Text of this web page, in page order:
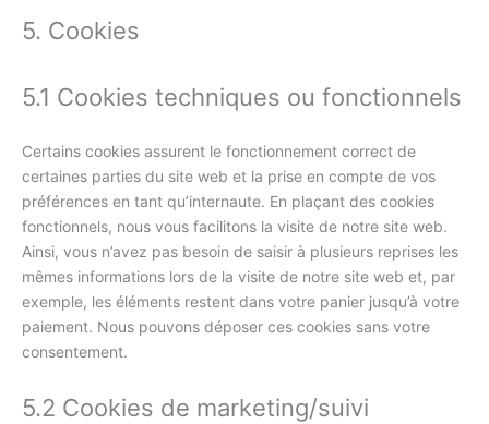
5. Cookies
5.1 Cookies techniques ou fonctionnels
Certains cookies assurent le fonctionnement correct de
certaines parties du site web et la prise en compte de vos
préférences en tant qu’internaute. En plaçant des cookies
fonctionnels, nous vous facilitons la visite de notre site web.
Ainsi, vous n’avez pas besoin de saisir à plusieurs reprises les
mêmes informations lors de la visite de notre site web et, par
exemple, les éléments restent dans votre panier jusqu’à votre
paiement. Nous pouvons déposer ces cookies sans votre
consentement.
5.2 Cookies de marketing/suivi